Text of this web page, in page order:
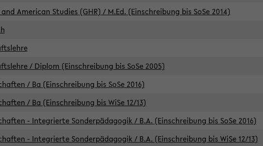
American Studies (GHR) / M.Ed. (Einschreibung bis SoSe 2014)
/ Diplom (Einschreibung bis SoSe 2005)
/ Ba (Einschreibung bis SoSe 2016)
/ Ba (Einschreibung bis WiSe 12/13)
- Integrierte Sonderpädagogik / B.A. (Einschreibung bis SoSe 2016)
- Integrierte Sonderpädagogik / B.A. (Einschreibung bis WiSe 12/13)